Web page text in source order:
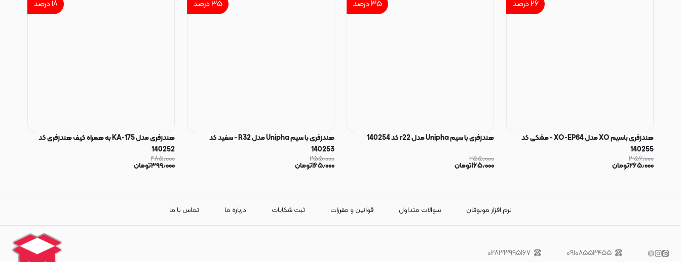
۲۶درصد
هندزفری باسیم XO مدل XO-EP64 - مشکی کد
140255
۳۵۶٫۰۰۰
۲۶۵٫۰۰۰تومان
۳۵درصد
هندزفری با سیم Unipha مدل r22 کد 140254
۲۵۵٫۰۰۰
۱۶۵٫۰۰۰تومان
۳۵درصد
هندزفری با سیم Unipha مدل R32 - سفید کد
140253
۲۵۵٫۰۰۰
۱۶۵٫۰۰۰تومان
۱۸درصد
هندزفری مدل KA-175 به همراه کیف هندزفری کد
140252
۴۸۵٫۰۰۰
۳۹۹٫۰۰۰تومان
نرم افزار موبوفان سوالات متداول قوانین و مقررات ثبت شکایات درباره ما تماس با ما
۰۹۱۰۸۵۵۳۴۵۵ ۰۲۸۳۳۹۹۵۱۶۷